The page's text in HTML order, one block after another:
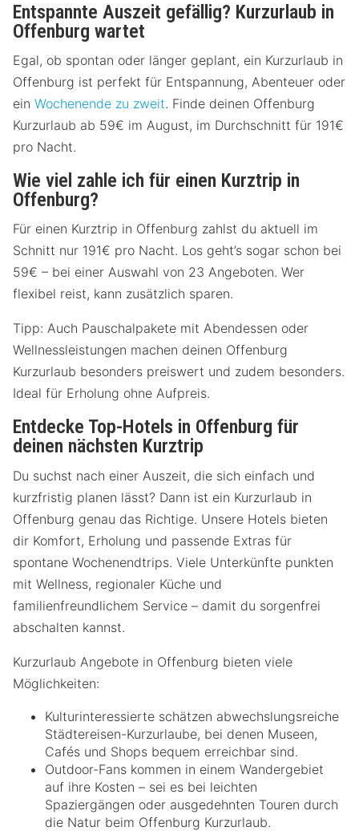
Entspannte Auszeit gefällig? Kurzurlaub in
Offenburg wartet
Egal, ob spontan oder länger geplant, ein Kurzurlaub in
Offenburg ist perfekt für Entspannung, Abenteuer oder
ein Wochenende zu zweit. Finde deinen Offenburg
Kurzurlaub ab 59€ im August, im Durchschnitt für 191€
pro Nacht.
Wie viel zahle ich für einen Kurztrip in
Offenburg?
Für einen Kurztrip in Offenburg zahlst du aktuell im
Schnitt nur 191€ pro Nacht. Los geht’s sogar schon bei
59€ – bei einer Auswahl von 23 Angeboten. Wer
flexibel reist, kann zusätzlich sparen.
Tipp: Auch Pauschalpakete mit Abendessen oder
Wellnessleistungen machen deinen Offenburg
Kurzurlaub besonders preiswert und zudem besonders.
Ideal für Erholung ohne Aufpreis.
Entdecke Top-Hotels in Offenburg für
deinen nächsten Kurztrip
Du suchst nach einer Auszeit, die sich einfach und
kurzfristig planen lässt? Dann ist ein Kurzurlaub in
Offenburg genau das Richtige. Unsere Hotels bieten
dir Komfort, Erholung und passende Extras für
spontane Wochenendtrips. Viele Unterkünfte punkten
mit Wellness, regionaler Küche und
familienfreundlichem Service – damit du sorgenfrei
abschalten kannst.
Kurzurlaub Angebote in Offenburg bieten viele
Möglichkeiten:
Kulturinteressierte schätzen abwechslungsreiche
Städtereisen-Kurzurlaube, bei denen Museen,
Cafés und Shops bequem erreichbar sind.
Outdoor-Fans kommen in einem Wandergebiet
auf ihre Kosten – sei es bei leichten
Spaziergängen oder ausgedehnten Touren durch
die Natur beim Offenburg Kurzurlaub.